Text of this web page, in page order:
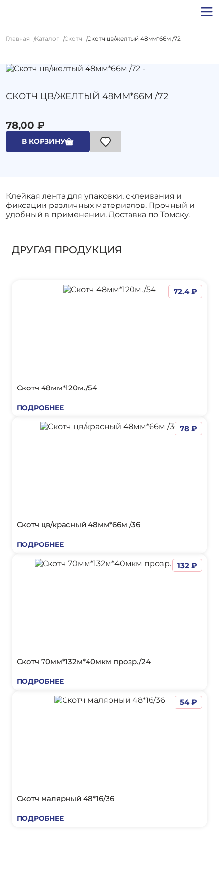
Главная Каталог Скотч Скотч цв/желтый 48мм*66м /72
СКОТЧ ЦВ/ЖЕЛТЫЙ 48ММ*66М /72
78,00 ₽
В КОРЗИНУ
Клейкая лента для упаковки, склеивания и
фиксации различных материалов. Прочный и
удобный в применении. Доставка по Томску.
ДРУГАЯ ПРОДУКЦИЯ
Скотч 48мм*120м./54
ПОДРОБНЕЕ
72.4 ₽
Скотч цв/красный 48мм*66м /36
ПОДРОБНЕЕ
78 ₽
Скотч 70мм*132м*40мкм прозр./24
ПОДРОБНЕЕ
132 ₽
Скотч малярный 48*16/36
ПОДРОБНЕЕ
54 ₽